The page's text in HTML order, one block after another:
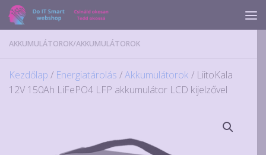
Skip to content
AKKUMULÁTOROK/AKKUMULÁTOROK
Kezdőlap / Energiatárolás /Akkumulátorok / LiitoKala
12V 150Ah LiFePO4 LFP akkumulátor LCD kijelzővel